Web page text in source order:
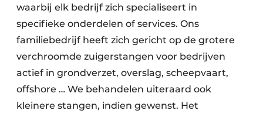
Houtafval
Kunststofafval
Medisch afval
waarbij elk bedrijf zich specialiseert in
specifieke onderdelen of services. Ons
familiebedrijf heeft zich gericht op de grotere
verchroomde zuigerstangen voor bedrijven
actief in grondverzet, overslag, scheepvaart,
offshore … We behandelen uiteraard ook
kleinere stangen, indien gewenst. Het